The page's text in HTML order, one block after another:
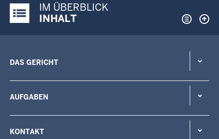
Justiz-Portal im Überblick:
IM ÜBERBLICK
INHALT
DAS GERICHT
AUFGABEN
KONTAKT